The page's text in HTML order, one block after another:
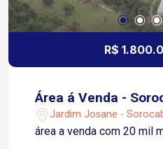
R$
Área á Venda -
Jardim Josane -
área a venda com 20 mil